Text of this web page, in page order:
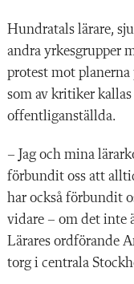
Hundratals lärare,
andra yrkesgrupper
protest mot
som av kritiker kallas
offentliganställda.
– Jag och mina
förbundit oss att
har också förbundit
vidare – om det inte
Lärares ordförande
torg i centrala